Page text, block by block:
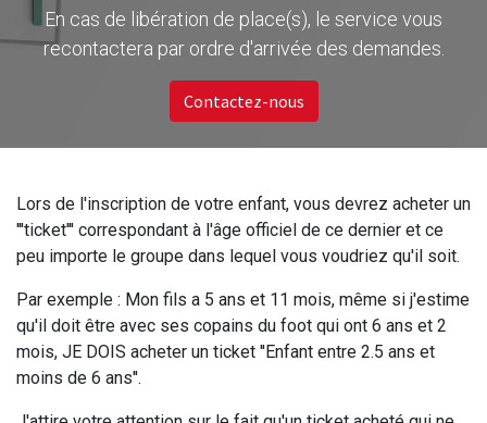
En cas de libération de place(s), le service vous
recontactera par ordre d'arrivée des demandes.
Contactez-nous
Lors de l'inscription de votre enfant, vous devrez acheter un
'''ticket''' correspondant à l'âge officiel de ce dernier et ce
peu importe le groupe dans lequel vous voudriez qu'il soit.
Par exemple : Mon fils a 5 ans et 11 mois, même si j'estime
qu'il doit être avec ses copains du foot qui ont 6 ans et 2
mois, JE DOIS acheter un ticket ''Enfant entre 2.5 ans et
moins de 6 ans''.